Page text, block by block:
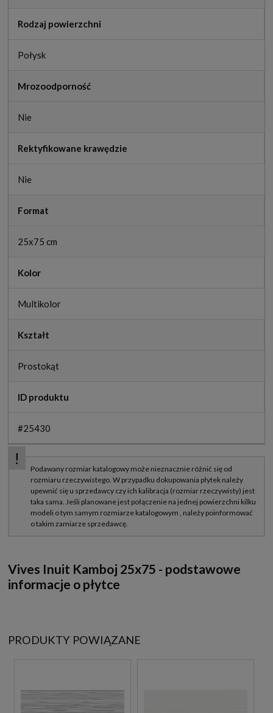
Rodzaj powierzchni
Połysk
Mrozoodporność
Nie
Rektyfikowane krawędzie
Nie
Format
25x75 cm
Kolor
Multikolor
Kształt
Prostokąt
ID produktu
#25430
Vives Inuit Kamboj 25x75 - podstawowe
informacje o płytce
PRODUKTY POWIĄZANE